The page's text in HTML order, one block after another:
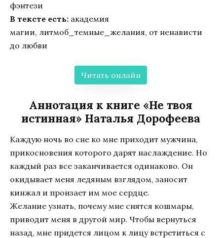
фэнтези
В тексте есть: академия
магии, литмоб_темные_желания, от ненависти
до любви
Читать онлайн
Аннотация к книге «Не твоя
истинная» Наталья Дорофеева
Каждую ночь во сне ко мне приходит мужчина,
прикосновения которого дарят наслаждение. Но
каждый раз все заканчивается одинаково. Он
окидывает меня ледяным взглядом, заносит
кинжал и пронзает им мое сердце.
Желание узнать, почему мне снятся кошмары,
приводит меня в другой мир. Чтобы вернуться
назад, мне придется лицом к лицу встретиться с